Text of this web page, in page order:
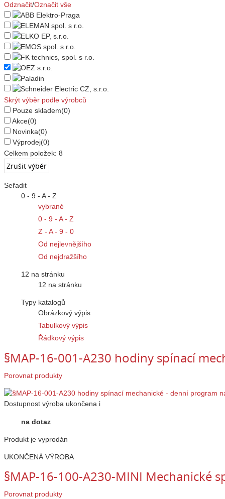
Odznačit/Označit vše
Skrýt výběr podle výrobců
Pouze skladem(0)
Akce(0)
Novinka(0)
Výprodej(0)
Celkem položek: 8
Seřadit
0 - 9 - A - Z
vybrané
0 - 9 - A - Z
Z - A - 9 - 0
Od nejlevnějšího
Od nejdražšího
12 na stránku
12 na stránku
Typy katalogů
Obrázkový výpis
Tabulkový výpis
Řádkový výpis
§MAP-16-001-A230 hodiny spínací
Porovnat produkty
Dostupnost výroba ukončena i
na dotaz
Produkt je vyprodán
UKONČENÁ VÝROBA
§MAP-16-100-A230-MINI Mechanické
Porovnat produkty